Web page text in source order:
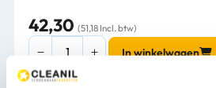
42,30 (51,18 Incl. btw)
MediQo-
Afsluitplaat
In winkelwagen